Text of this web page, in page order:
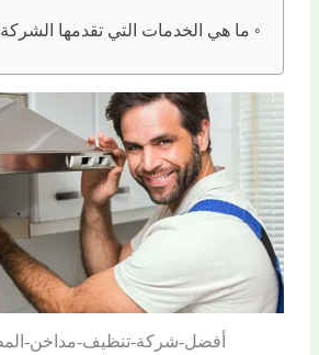
ما هي الخدمات التي تقدمها
أفضل-شركة-تنظيف-مداخن-